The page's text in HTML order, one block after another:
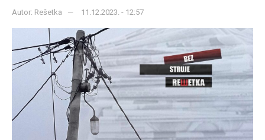
Autor: Rešetka 11.12.2023. - 12:57